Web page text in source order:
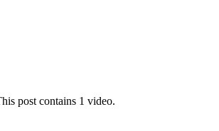
post contains 1 video.